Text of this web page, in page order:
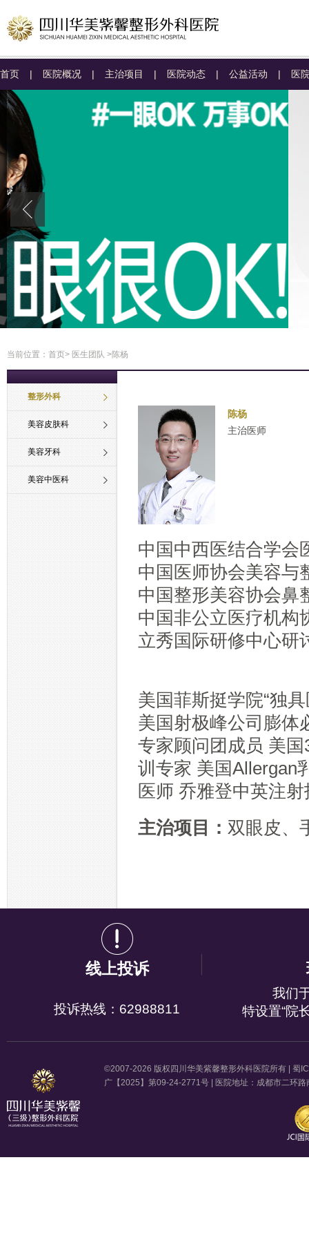
首页 | 医院概况 | 主治项目 | 医院动态 | 公益活动 | 医
当前位置： 首页> 医生团队 >陈杨
整形外科
美容皮肤科
美容牙科
美容中医科
陈杨
主治医师
中国中西医结合学会
中国医师协会美容与
中国整形美容协会鼻
中国非公立医疗机构
立秀国际研修中心研
美国菲斯挺学院“独
美国射极峰公司膨体
专家顾问团成员 美
训专家 美国Allergan
医师 乔雅登中英注
主治项目： 双眼皮、
线上投诉
投诉热线：62988811
我们
特设置“院
©2007-2026 版权四川华美紫馨整形外科医院所有 | 蜀
广【2025】第09-24-2771号 | 医院地址：成都市二环